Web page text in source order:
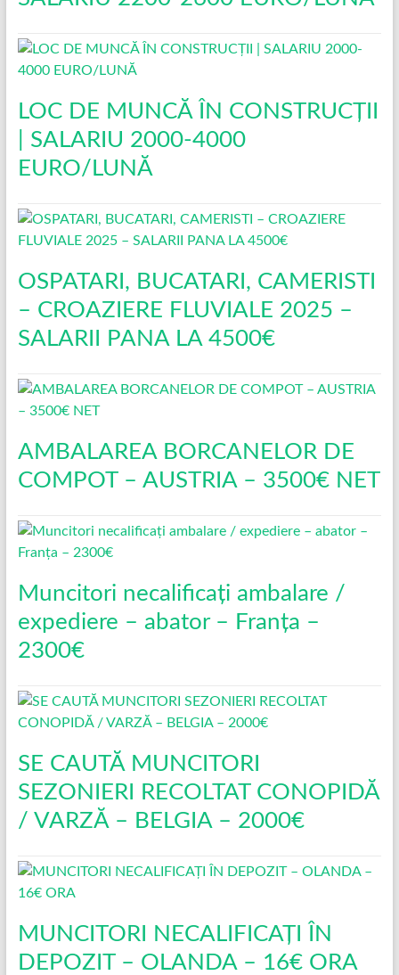
LOC DE MUNCĂ ÎN CONSTRUCŢII
| SALARIU 2000-4000
EURO/LUNĂ
OSPATARI, BUCATARI, CAMERISTI
– CROAZIERE FLUVIALE 2025 –
SALARII PANA LA 4500€
AMBALAREA BORCANELOR DE
COMPOT – AUSTRIA – 3500€ NET
Muncitori necalificați ambalare /
expediere – abator – Franța –
2300€
SE CAUTĂ MUNCITORI
SEZONIERI RECOLTAT CONOPIDĂ
/ VARZĂ – BELGIA – 2000€
MUNCITORI NECALIFICAȚI ÎN
DEPOZIT – OLANDA – 16€ ORA